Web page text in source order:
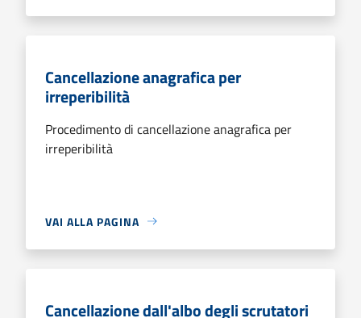
Cancellazione anagrafica per
irreperibilità
Procedimento di cancellazione anagrafica per
irreperibilità
VAI ALLA PAGINA
Cancellazione dall'albo degli scrutatori